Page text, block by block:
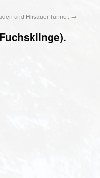
und Hirsauer Tunnel. →